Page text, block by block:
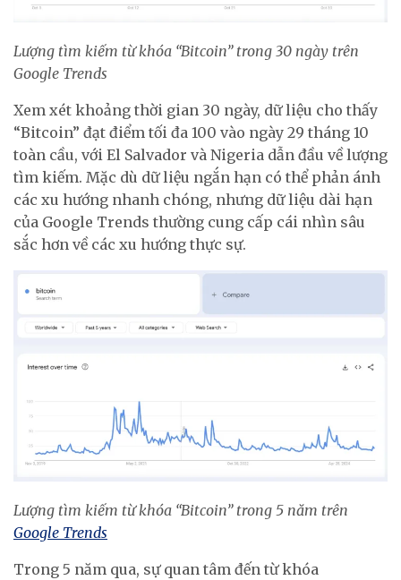
Lượng tìm kiếm từ khóa “Bitcoin” trong 30 ngày trên
Google Trends
Xem xét khoảng thời gian 30 ngày, dữ liệu cho thấy
“Bitcoin” đạt điểm tối đa 100 vào ngày 29 tháng 10
toàn cầu, với El Salvador và Nigeria dẫn đầu về lượng
tìm kiếm. Mặc dù dữ liệu ngắn hạn có thể phản ánh
các xu hướng nhanh chóng, nhưng dữ liệu dài hạn
của Google Trends thường cung cấp cái nhìn sâu
sắc hơn về các xu hướng thực sự.
Lượng tìm kiếm từ khóa “Bitcoin” trong 5 năm trên
Google Trends
Trong 5 năm qua, sự quan tâm đến từ khóa